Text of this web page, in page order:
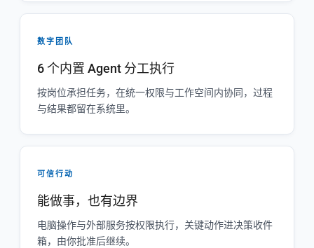
数字团队
6 个内置 Agent 分工执行
按岗位承担任务，在统一权限与工作空间内协同，过程
与结果都留在系统里。
可信行动
能做事，也有边界
电脑操作与外部服务按权限执行，关键动作进决策收件
箱，由你批准后继续。